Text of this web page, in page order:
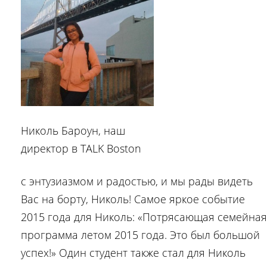
Николь Бароун, наш
директор в TALK Boston
с энтузиазмом и радостью, и мы рады видеть
Вас на борту, Николь! Самое яркое событие
2015 года для Николь: «Потрясающая семейная
программа летом 2015 года. Это был большой
успех!» Один студент также стал для Николь